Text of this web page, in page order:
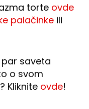
torte ovde
palačinke ili
saveta
o svom
Kliknite ovde!